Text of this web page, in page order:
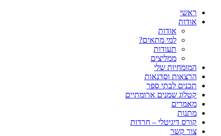
ראשי
אודות
אודות
למי מתאים?
תעודות
ממליצים
המומחיות שלי
הרצאות וסדנאות
תכנים לבתי ספר
קטלוג שמנים ארומתיים
מאמרים
מתנות
קורס דיגיטלי – חרדות
צור קשר